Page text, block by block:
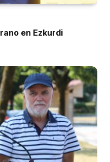
en Ezkurdi